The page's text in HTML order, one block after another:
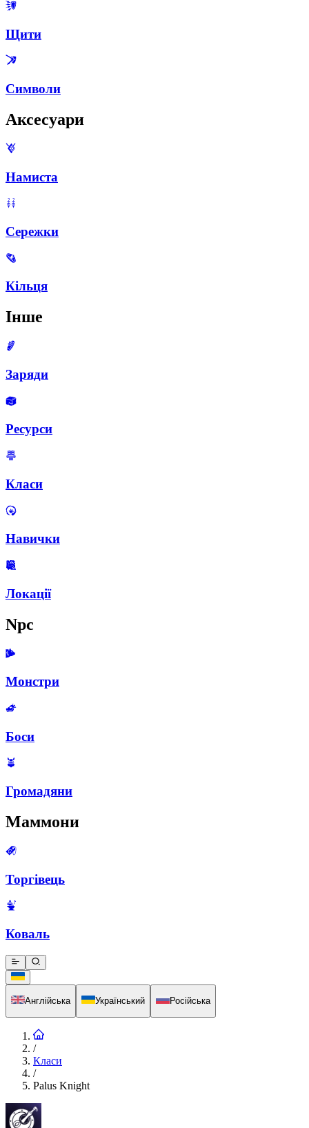
Щити
Символи
Аксесуари
Намиста
Сережки
Кільця
Інше
Заряди
Ресурси
Класи
Навички
Локації
Npc
Монстри
Боси
Громадяни
Маммони
Торгівець
Коваль
Англійська Український Російська
/
Класи
/
Palus Knight